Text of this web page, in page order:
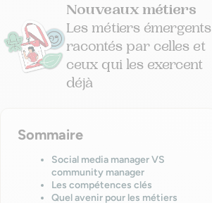
Nouveaux métiers
Les métiers émergents
racontés par celles et
ceux qui les exercent
déjà
Sommaire
Social media manager VS
community manager
Les compétences clés
Quel avenir pour les métiers